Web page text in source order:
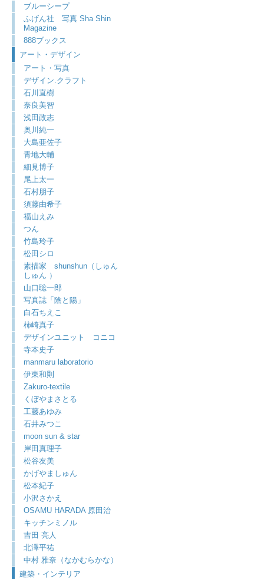
ブルーシープ
ふげん社 写真 Sha Shin
Magazine
888ブックス
アート・デザイン
アート・写真
デザイン.クラフト
石川直樹
奈良美智
浅田政志
奥川純一
大島亜佐子
青地大輔
細見博子
尾上太一
石村朋子
須藤由希子
福山えみ
つん
竹島玲子
松田シロ
素描家 shunshun（しゅん
しゅん ）
山口聡一郎
写真誌「陰と陽」
白石ちえこ
柿崎真子
デザインユニット コニコ
寺本史子
manmaru laboratorio
伊東和則
Zakuro-textile
くぼやまさとる
工藤あゆみ
石井みつこ
moon sun & star
岸田真理子
松谷友美
かげやましゅん
松本紀子
小沢さかえ
OSAMU HARADA 原田治
キッチンミノル
吉田 亮人
北澤平祐
中村 雅奈（なかむらかな）
建築・インテリア